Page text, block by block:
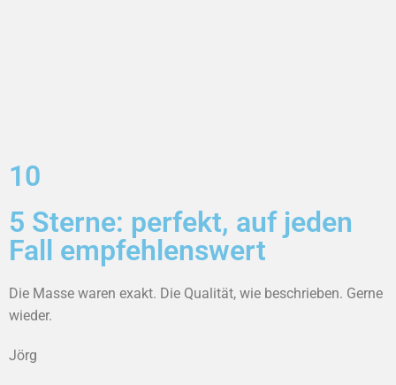
10
5 Sterne: perfekt, auf jeden
Fall empfehlenswert
Die Masse waren exakt. Die Qualität, wie beschrieben. Gerne
wieder.
Jörg